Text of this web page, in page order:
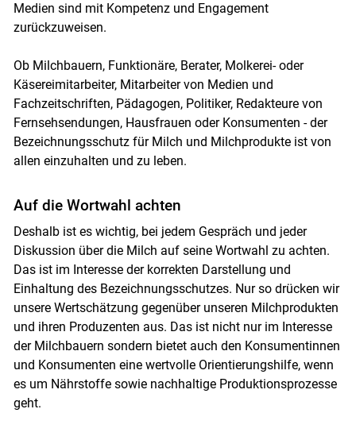
Medien sind mit Kompetenz und Engagement
zurückzuweisen.
Ob Milchbauern, Funktionäre, Berater, Molkerei- oder
Käsereimitarbeiter, Mitarbeiter von Medien und
Fachzeitschriften, Pädagogen, Politiker, Redakteure von
Fernsehsendungen, Hausfrauen oder Konsumenten - der
Bezeichnungsschutz für Milch und Milchprodukte ist von
allen einzuhalten und zu leben.
Auf die Wortwahl achten
Deshalb ist es wichtig, bei jedem Gespräch und jeder
Diskussion über die Milch auf seine Wortwahl zu achten.
Das ist im Interesse der korrekten Darstellung und
Einhaltung des Bezeichnungsschutzes. Nur so drücken wir
unsere Wertschätzung gegenüber unseren Milchprodukten
und ihren Produzenten aus. Das ist nicht nur im Interesse
der Milchbauern sondern bietet auch den Konsumentinnen
und Konsumenten eine wertvolle Orientierungshilfe, wenn
es um Nährstoffe sowie nachhaltige Produktionsprozesse
geht.